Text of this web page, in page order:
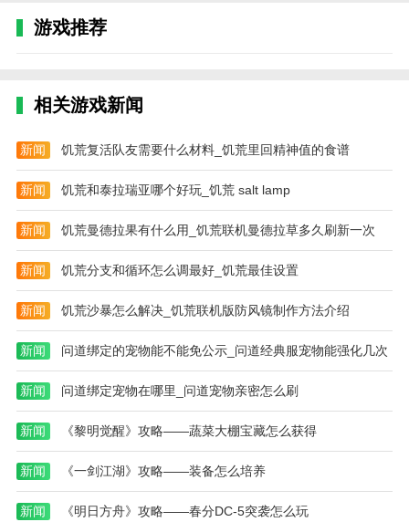
3。在邮箱界面，可以查看收到的私信和通知消息；
朋友更好地了解您。
有趣的推荐
你总能找到你喜欢的异性朋友，告别单身，你的ta会在
你身边，这有助于你迅速吸引人们泡妞。找到许多兴趣
相投的朋友，通过共同的爱好聊得更开心，很快就打成
一片，并迅速增进感情。让大家线上聊天，线下交友，
快速成为恋人，成为你认识的那个ta。
通过专业的人工审核流程，我可以感受到真实的网络交
友环境。为单身男女提供真实有趣的社交聊天软件，并
支持用户匹配附近用户进行在线视频聊天。每个用户都
可以展现最真实的自己，提供多种形式的互动，快速拉
近彼此的距离而不会感到尴尬，给你最舒适的交友体
验。
游戏推荐
相关游戏新闻
新闻 饥荒复活队友需要什么材料_饥荒里回精神值的食谱
新闻 饥荒和泰拉瑞亚哪个好玩_饥荒 salt lamp
新闻 饥荒曼德拉果有什么用_饥荒联机曼德拉草多久刷新一次
新闻 饥荒分支和循环怎么调最好_饥荒最佳设置
新闻 饥荒沙暴怎么解决_饥荒联机版防风镜制作方法介绍
新闻 问道绑定的宠物能不能免公示_问道经典服宠物能强化几次
新闻 问道绑定宠物在哪里_问道宠物亲密怎么刷
新闻 《黎明觉醒》攻略——蔬菜大棚宝藏怎么获得
新闻 《一剑江湖》攻略——装备怎么培养
新闻 《明日方舟》攻略——春分DC-5突袭怎么玩